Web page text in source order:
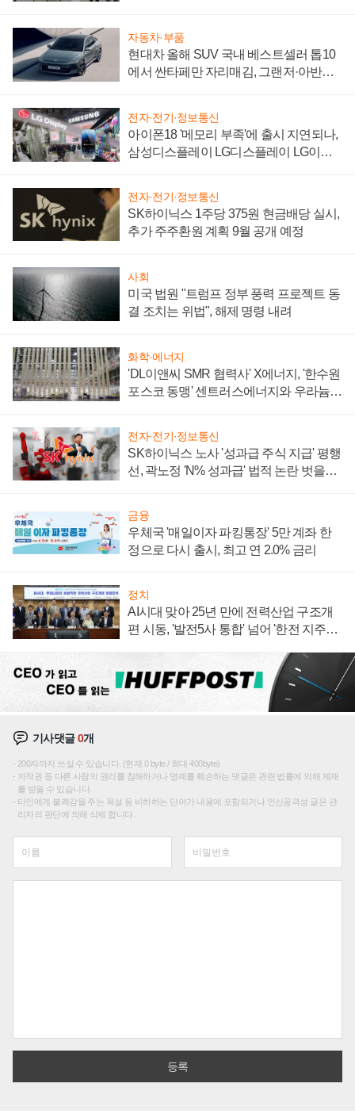
자동차·부품
현대차 올해 SUV 국내 베스트셀러 톱10
에서 싼타페만 자리매김, 그랜저·아반떼
전자·전기·정보통신
아이폰18 '메모리 부족'에 출시 지연되나,
삼성디스플레이 LG디스플레이 LG이노
전자·전기·정보통신
SK하이닉스 1주당 375원 현금배당 실시,
추가 주주환원 계획 9월 공개 예정
사회
미국 법원 "트럼프 정부 풍력 프로젝트 동
결 조치는 위법", 해제 명령 내려
화학·에너지
'DL이앤씨 SMR 협력사' X에너지, '한수원
포스코 동맹' 센트러스에너지와 우라늄
전자·전기·정보통신
SK하이닉스 노사 '성과급 주식 지급' 평행
선, 곽노정 'N% 성과급' 법적 논란 벗을지
금융
우체국 '매일이자 파킹통장' 5만 계좌 한
정으로 다시 출시, 최고 연 2.0% 금리
정치
AI시대 맞아 25년 만에 전력산업 구조개
편 시동, '발전5사 통합' 넘어 '한전 지주사'
기사댓글0개
200자까지 쓰실 수 있습니다. (현재 0 byte / 최대 400byte)
저작권 등 다른 사람의 권리를 침해하거나 명예를 훼손하는 댓글은 관련 법률에 의해 제재
를 받을 수 있습니다.
타인에게 불쾌감을 주는 욕설 등 비하하는 단어가 내용에 포함되거나 인신공격성 글은 관
리자의 판단에 의해 삭제 합니다.